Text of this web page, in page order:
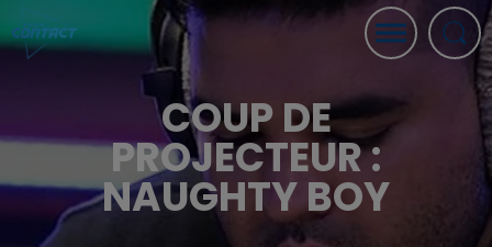
COUP DE
PROJECTEUR :
NAUGHTY BOY